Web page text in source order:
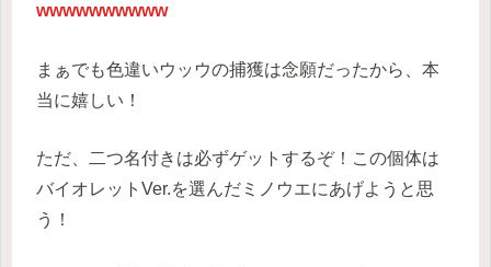
wwwwwwwwww
まぁでも色違いウッウの捕獲は念願だったから、本
当に嬉しい！
ただ、二つ名付きは必ずゲットするぞ！この個体は
バイオレットVer.を選んだミノウエにあげようと思
う！